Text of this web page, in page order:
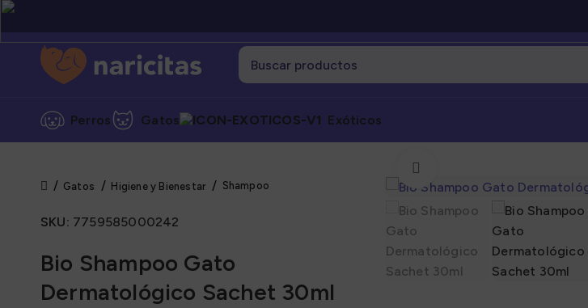
Perros
Alimento Húmedo
Alimento Barf
Marcas
Gatos
Categorías
Alimento Seco
Alimento Húmedo
Alimento Barf
Exóticos
Gatos Higiene y Bienestar Shampoo
SKU: 7759585000242
Bio Shampoo Gato
Dermatológico Sachet 30ml